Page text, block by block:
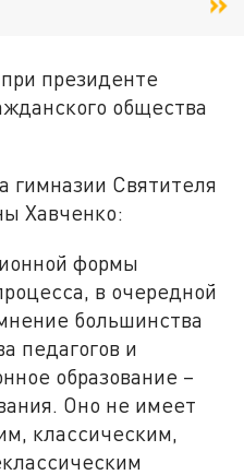
президенте
общества
гимназии Святителя
Хавченко:
формы
в очередной
большинства
педагогов и
образование –
Оно не имеет
классическим,